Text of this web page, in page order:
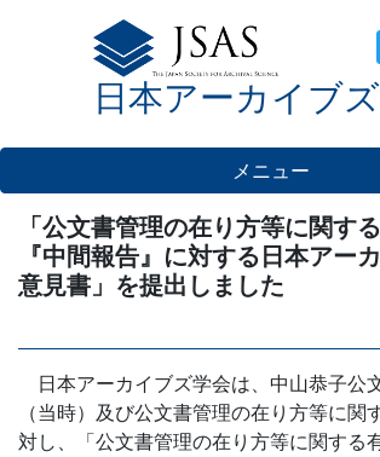
日本アーカイブ
メニュー
「公文書管理の在り方等に関す
『中間報告』に対する日本アー
意見書」を提出しました
日本アーカイブズ学会は、中山恭子公
（当時）及び公文書管理の在り方等に関
対し、「公文書管理の在り方等に関する